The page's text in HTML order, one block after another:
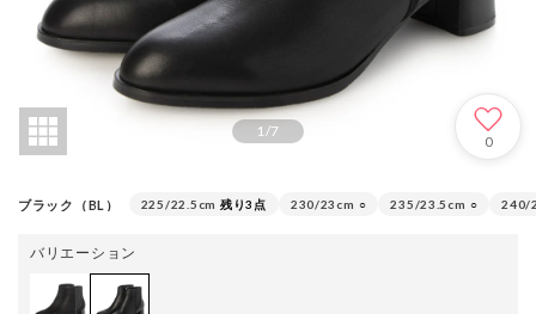
1/7
0
ブラック（BL） 225/22.5cm 残り3点 230/23cm ○ 235/23.5cm ○ 240/
バリエーション